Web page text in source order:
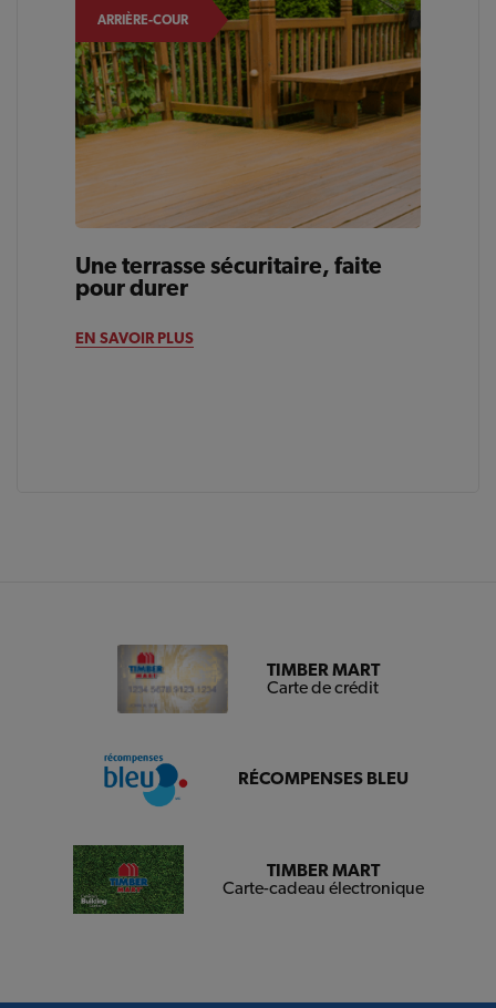
ARRIÈRE-COUR
Une terrasse sécuritaire, faite
pour durer
EN SAVOIR PLUS
TIMBER MART
Carte de crédit
RÉCOMPENSES BLEU
TIMBER MART
Carte-cadeau électronique